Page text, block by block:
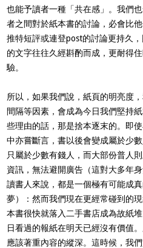
也能予讀者一種「共在感」。我們
者之間對於紙本書的討論，必會比
推特短評或連登post的討論更持久
的文字往往久經斟酌而成，更耐得
驗。
所以，如果我們說，紙頁的明亮度
間隔等因素，會成為今日我們堅持
些理由的話，那是捨本逐末的。即
中亦嘗斷言，書以後會變成屬於少數
只屬於少數有錢人，而大部份普人
資訊，無法避開廣告（這對大多年
讀書人來說，都是一個極有可能成
夢）：然而我們現在更經常碰到的
本書很快就落入二手書店成為故紙
日看過的報紙在明天已經沒有價值
應該著重內容的縱深。這時候，我